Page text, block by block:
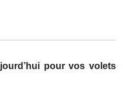
pour vos volets